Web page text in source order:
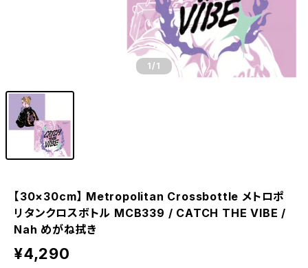
1 /1
【30×30cm】 Metropolitan Crossbottle メトロポ
リタンクロスボトル MCB339 / CATCH THE VIBE /
Nah めがね拭き
¥4,290